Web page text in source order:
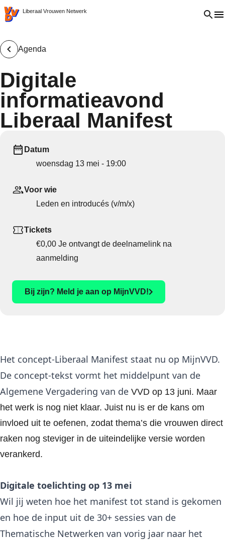
VVD.nl - Ga naar de homepage
Liberaal Vrouwen Netwerk Open
Agenda
Digitale
informatieavond
Liberaal Manifest
Het concept-Liberaal Manifest staat nu op MijnVVD.
De concept-tekst vormt het middelpunt van de
Algemene Vergadering van de VVD op 13 juni. Maar
het werk is nog niet klaar. Juist nu is er de kans om
invloed uit te oefenen, zodat thema’s die vrouwen direct
raken nog steviger in de uiteindelijke versie worden
verankerd.
Digitale toelichting op 13 mei
Wil jij weten hoe het manifest tot stand is gekomen
en hoe de input uit de 30+ sessies van de
Thematische Netwerken van vorig jaar naar het
Datum
woensdag 13 mei - 19:00
Voor wie
Leden en introducés (v/m/x)
Tickets
€0,00 Je ontvangt de deelnamelink na
aanmelding
Bij zijn? Meld je aan op MijnVVD!